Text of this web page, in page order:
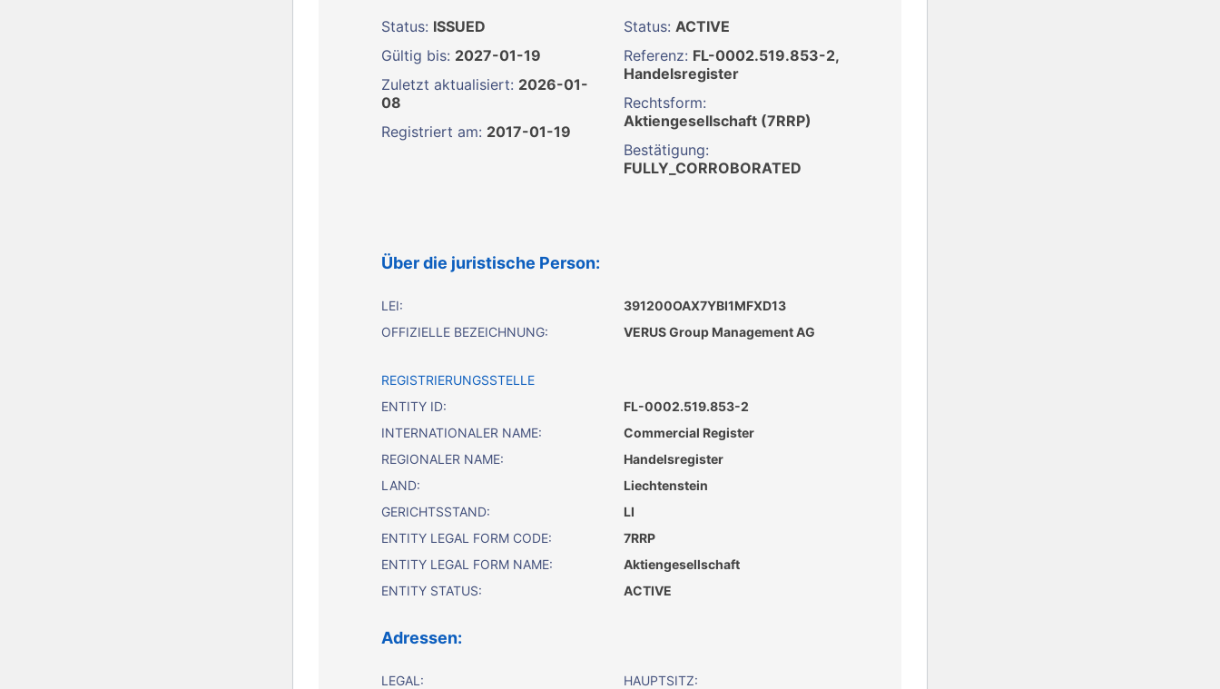
Status: ISSUED
Gültig bis: 2027-01-19
Zuletzt aktualisiert: 2026-01-
08
Registriert am: 2017-01-19
Status: ACTIVE
Referenz: FL-0002.519.853-2,
Handelsregister
Rechtsform:
Aktiengesellschaft (7RRP)
Bestätigung:
FULLY_CORROBORATED
Über die juristische Person:
LEI:
391200OAX7YBI1MFXD13
OFFIZIELLE BEZEICHNUNG:
VERUS Group Management AG
REGISTRIERUNGSSTELLE
ENTITY ID:
FL-0002.519.853-2
INTERNATIONALER NAME:
Commercial Register
REGIONALER NAME:
Handelsregister
LAND:
Liechtenstein
GERICHTSSTAND:
LI
ENTITY LEGAL FORM CODE:
7RRP
ENTITY LEGAL FORM NAME:
Aktiengesellschaft
ENTITY STATUS:
ACTIVE
Adressen:
LEGAL: HAUPTSITZ: